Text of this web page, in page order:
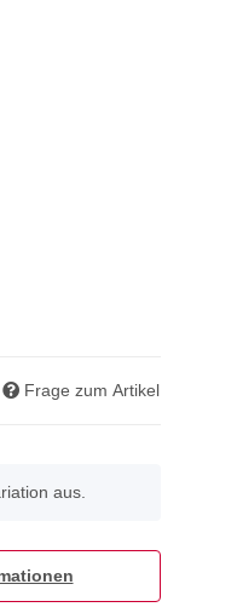
Frage zum Artikel
aus.